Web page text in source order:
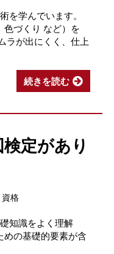
を学んでいます。
づくり など）を
ラが出にくく、仕上
続きを読む
定があり
資格
知識をよく理解
めの基礎的要素が含